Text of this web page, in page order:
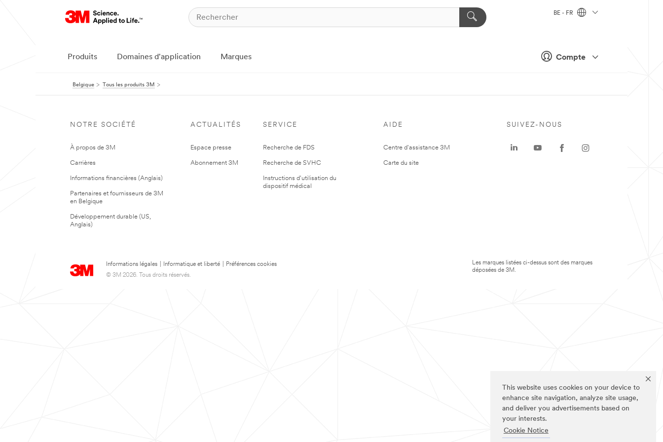
This website uses cookies on your device to
enhance site navigation, analyze site usage,
and deliver you advertisements based on
your interests.
Cookie Notice
Compte
BE - FR
Produits Domaines d'application Marques
Belgique Tous les produits 3M
NOTRE SOCIÉTÉ
À propos de 3M
Carrières
Informations financières (Anglais)
Partenaires et fournisseurs de 3M
en Belgique
Développement durable (US,
Anglais)
ACTUALITÉS
Espace presse
Abonnement 3M
SERVICE
Recherche de FDS
Recherche de SVHC
Instructions d'utilisation du
dispositif médical
AIDE
Centre d'assistance 3M
Carte du site
Informations légales Informatique et liberté
Préférences cookies
© 3M 2026. Tous droits réservés.
SUIVEZ-NOUS
Les marques listées ci-dessus sont des marques
déposées de 3M.